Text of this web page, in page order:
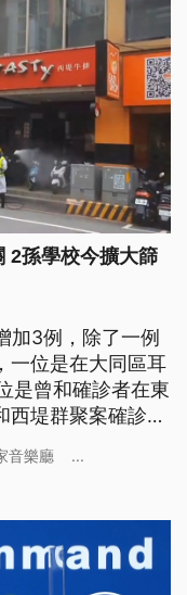
2孫學校今擴大篩
加3例，除了一例
一位是在大同區耳
是曾和確診者在東
堤群聚案確診者
檢。
音樂廳 ...